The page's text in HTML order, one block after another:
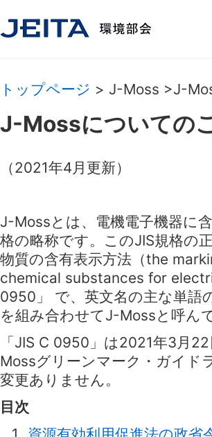
トップページ > J-Moss >J-
J-Mossについての
（2021年4月更新）
J-Mossとは、電機電子機器に
格の略称です。このJIS規格の
物質の含有表示方法（the
chemical substances for
0950」 で、英文名の主な単語
を組み合わせてJ-Mossと呼ん
「JIS C 0950」は2021年3月
Mossグリーンマーク・ガイド
変更ありません。
目次
資源有効利用促進法の政省